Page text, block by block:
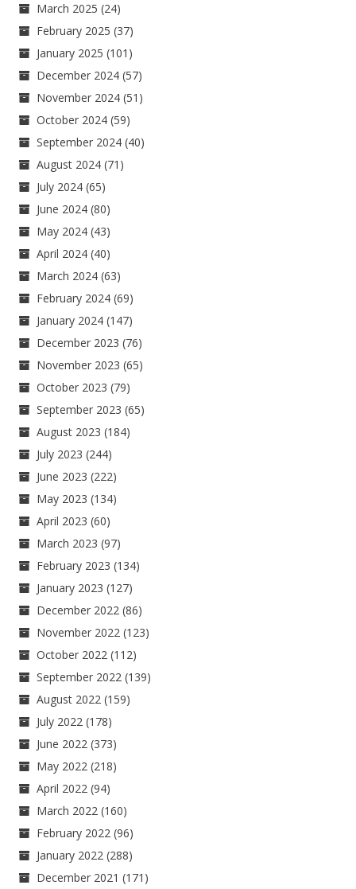
March 2025 (24)
February 2025 (37)
January 2025 (101)
December 2024 (57)
November 2024 (51)
October 2024 (59)
September 2024 (40)
August 2024 (71)
July 2024 (65)
June 2024 (80)
May 2024 (43)
April 2024 (40)
March 2024 (63)
February 2024 (69)
January 2024 (147)
December 2023 (76)
November 2023 (65)
October 2023 (79)
September 2023 (65)
August 2023 (184)
July 2023 (244)
June 2023 (222)
May 2023 (134)
April 2023 (60)
March 2023 (97)
February 2023 (134)
January 2023 (127)
December 2022 (86)
November 2022 (123)
October 2022 (112)
September 2022 (139)
August 2022 (159)
July 2022 (178)
June 2022 (373)
May 2022 (218)
April 2022 (94)
March 2022 (160)
February 2022 (96)
January 2022 (288)
December 2021 (171)